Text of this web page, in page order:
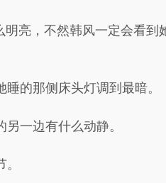
亮，不然韩风一定会看到
的那侧床头灯调到最暗。
一边有什么动静。